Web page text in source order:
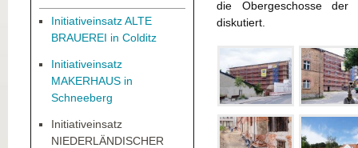
Initiativeinsatz ALTE
BRAUEREI in Colditz
Initiativeinsatz
MAKERHAUS in
Schneeberg
Initiativeinsatz
NIEDERLÄNDISCHER
die Obergeschosse
diskutiert.